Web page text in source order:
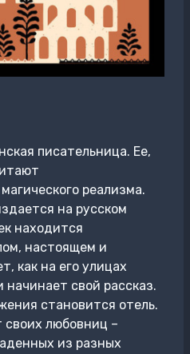
писательница. Ее,
реализма.
на русском
находится
настоящем и
как на его улицах
свой рассказ.
становится отель.
любовниц –
из разных